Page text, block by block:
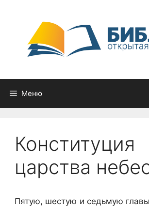
содержимому
Меню
Конституция
царства
Пятую, шестую и седьмую